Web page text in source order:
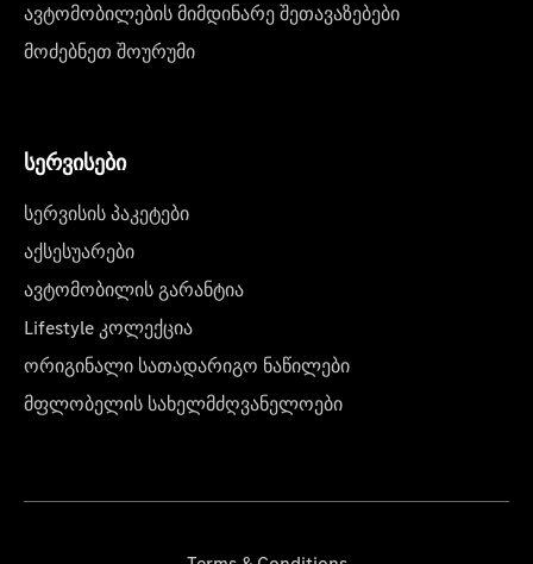
ავტომობილების მიმდინარე შეთავაზებები
მოძებნეთ შოურუმი
სერვისები
სერვისის პაკეტები
აქსესუარები
ავტომობილის გარანტია
Lifestyle კოლექცია
ორიგინალი სათადარიგო ნაწილები
მფლობელის სახელმძღვანელოები